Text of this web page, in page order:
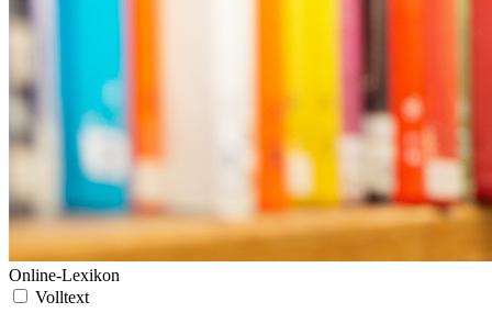
Online-Lexikon
Volltext